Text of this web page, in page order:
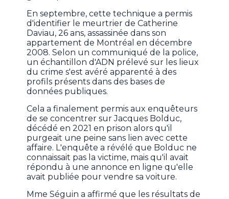
En septembre, cette technique a permis
d'identifier le meurtrier de Catherine
Daviau, 26 ans, assassinée dans son
appartement de Montréal en décembre
2008. Selon un communiqué de la police,
un échantillon d'ADN prélevé sur les lieux
du crime s'est avéré apparenté à des
profils présents dans des bases de
données publiques.
Cela a finalement permis aux enquêteurs
de se concentrer sur Jacques Bolduc,
décédé en 2021 en prison alors qu'il
purgeait une peine sans lien avec cette
affaire. L'enquête a révélé que Bolduc ne
connaissait pas la victime, mais qu'il avait
répondu à une annonce en ligne qu'elle
avait publiée pour vendre sa voiture.
Mme Séguin a affirmé que les résultats de